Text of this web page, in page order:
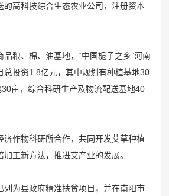
的高科技综合生态农业公司，注册资本
品粮、棉、油基地，“中国栀子之乡”河南
总投资1.8亿元，其中规划有种植基地30
亩，综合科研生产及物流配送基地40
济作物科研所合作，共同开发艾草种植
工新方法，推进艾产业的发展。
列为县政府精准扶贫项目，并在南阳市